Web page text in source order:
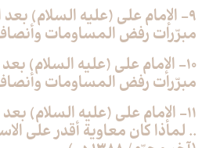
مبرّرات رفض المساومات وأنصاف
مبرّرات رفض المساومات وأنصاف